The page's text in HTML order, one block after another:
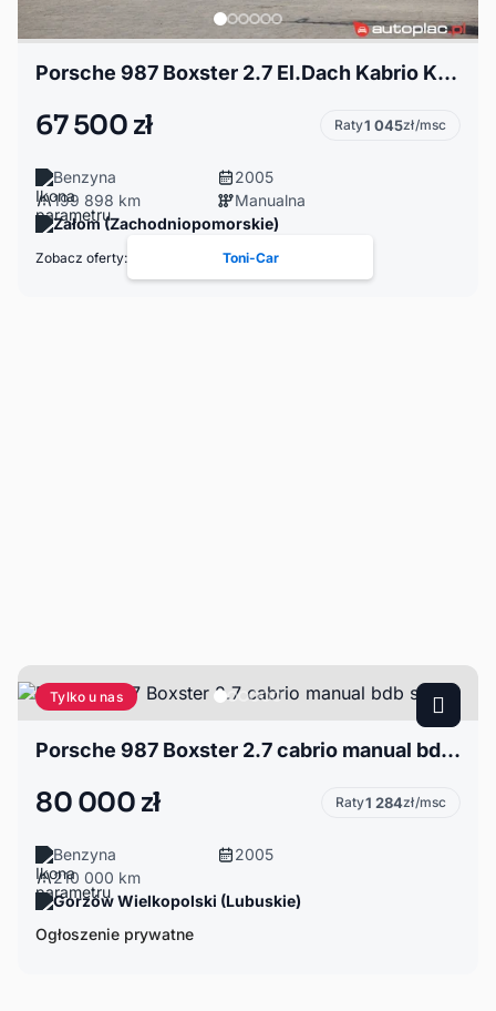
Porsche 987 Boxster 2.7 El.Dach Kabrio Klima Europa Bezwypadkowy
67 500 zł Raty1 045zł/msc
Benzyna
2005
199 898 km
Manualna
Załom (Zachodniopomorskie)
Zobacz oferty: Toni-Car
Tylko u nas
Porsche 987 Boxster 2.7 cabrio manual bdb stan
80 000 zł Raty1 284zł/msc
Benzyna
2005
210 000 km
Gorzów Wielkopolski (Lubuskie)
Ogłoszenie prywatne